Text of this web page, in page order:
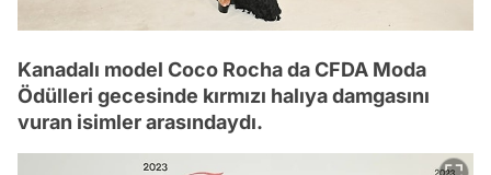
Kanadalı model Coco Rocha da CFDA Moda
Ödülleri gecesinde kırmızı halıya damgasını
vuran isimler arasındaydı.